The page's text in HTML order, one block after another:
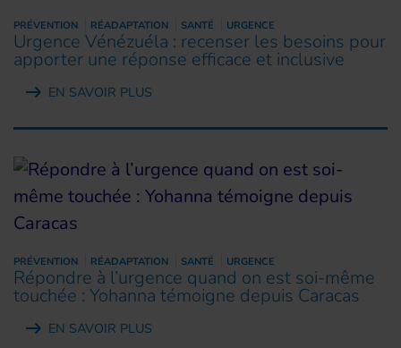
PRÉVENTION RÉADAPTATION SANTÉ URGENCE
Urgence Vénézuéla : recenser les besoins pour
apporter une réponse efficace et inclusive
EN SAVOIR PLUS
PRÉVENTION RÉADAPTATION SANTÉ URGENCE
Répondre à l’urgence quand on est soi-même
touchée : Yohanna témoigne depuis Caracas
EN SAVOIR PLUS